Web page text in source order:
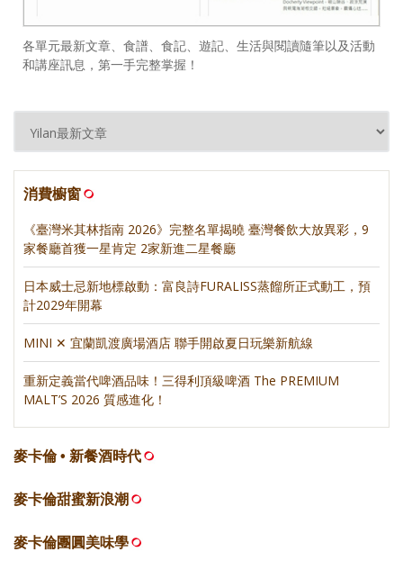
各單元最新文章、食譜、食記、遊記、生活與閱讀隨筆以及活動
和講座訊息，第一手完整掌握！
消費櫥窗
《臺灣米其林指南 2026》完整名單揭曉 臺灣餐飲大放異彩，9
家餐廳首獲一星肯定 2家新進二星餐廳
日本威士忌新地標啟動：富良詩FURALISS蒸餾所正式動工，預
計2029年開幕
MINI ✕ 宜蘭凱渡廣場酒店 聯手開啟夏日玩樂新航線
重新定義當代啤酒品味！三得利頂級啤酒 The PREMIUM
MALT’S 2026 質感進化！
麥卡倫 • 新餐酒時代
麥卡倫甜蜜新浪潮
麥卡倫團圓美味學